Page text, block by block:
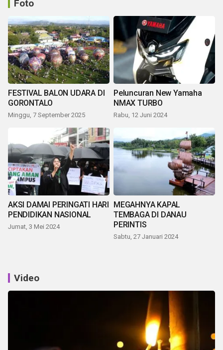
Foto
FESTIVAL BALON UDARA DI
GORONTALO
Minggu, 7 September 2025
Peluncuran New Yamaha
NMAX TURBO
Rabu, 12 Juni 2024
AKSI DAMAI PERINGATI HARI
PENDIDIKAN NASIONAL
Jumat, 3 Mei 2024
MEGAHNYA KAPAL
TEMBAGA DI DANAU
PERINTIS
Sabtu, 27 Januari 2024
Video